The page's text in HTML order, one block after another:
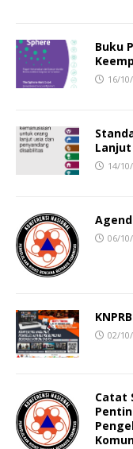
Buku
16/
14/
06/
02/
Catat